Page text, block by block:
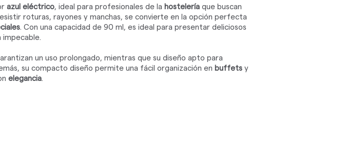
azul eléctrico, ideal para profesionales de la hosteleríaque buscan
roturas, rayones y manchas, se convierte en la opción perfecta
. Con una capacidad de 90 ml, es ideal para presentar deliciosos
impecable.
un uso prolongado, mientras que su diseño apto para
su compacto diseño permite una fácil organización en buffetsy
elegancia.